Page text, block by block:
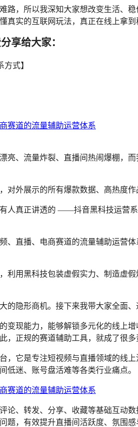
路，所以我深知大家想改变生活、
实的互联网玩法，真正在线上拿到
享给大家：
式】
亮、流量炸裂、直播间热闹爆棚，
对外展示的所有爆款数据、高热度
人真正讲透的 ——抖音黑科技运营系
、直播、电商赛道的流量辅助运营体
利用黑科技包装虚假实力、制造虚
的隐形商机。接下来我带大家全面
变现能力，能够解锁多元化的线上
，正规的赛道辅助工具，就成了很多
，它是专注短视频与直播领域的线
低迷、账号盘活难等各类行业痛点。
论、转发、分享、收藏等基础互动
题，有效提升直播间活跃度、氛围